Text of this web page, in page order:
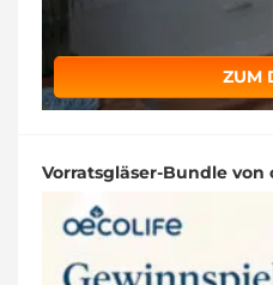
ZUM
Vorratsgläser-Bundle